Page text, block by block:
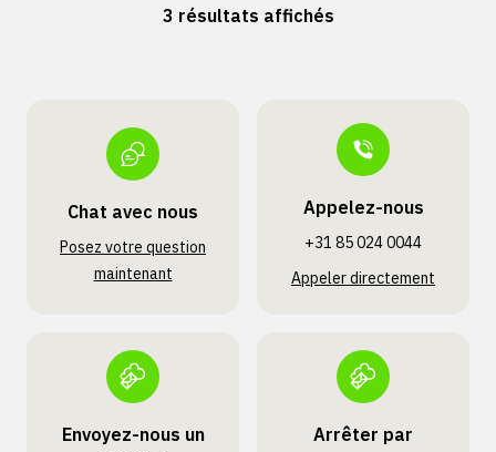
3 résultats affichés
Chat avec nous
Posez votre question
maintenant
Appelez-nous
+31 85 024 0044
Appeler directement
Envoyez-nous un
Arrêter par